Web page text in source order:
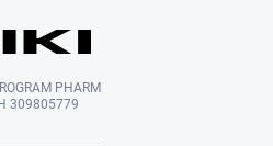
PHARM
309805779